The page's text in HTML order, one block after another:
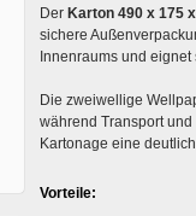
Der Karton 490 x 175
sichere
Innenraums und
Die zweiwellige
während Transport
Kartonage eine
Vorteile: